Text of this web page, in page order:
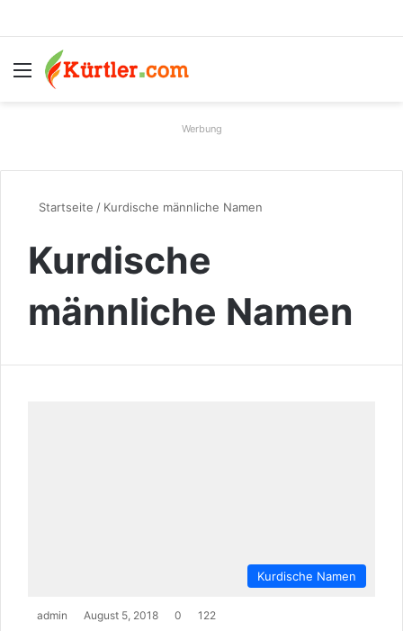
Menü
Werbung
Startseite / Kurdische männliche Namen
Kurdische
männliche Namen
Kurdische Namen
admin August 5, 2018 0 122